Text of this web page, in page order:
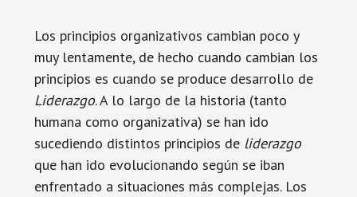
Los principios organizativos cambian poco y
muy lentamente, de hecho cuando cambian los
principios es cuando se produce desarrollo de
Liderazgo. A lo largo de la historia (tanto
humana como organizativa) se han ido
sucediendo distintos principios de liderazgo
que han ido evolucionando según se iban
enfrentado a situaciones más complejas. Los